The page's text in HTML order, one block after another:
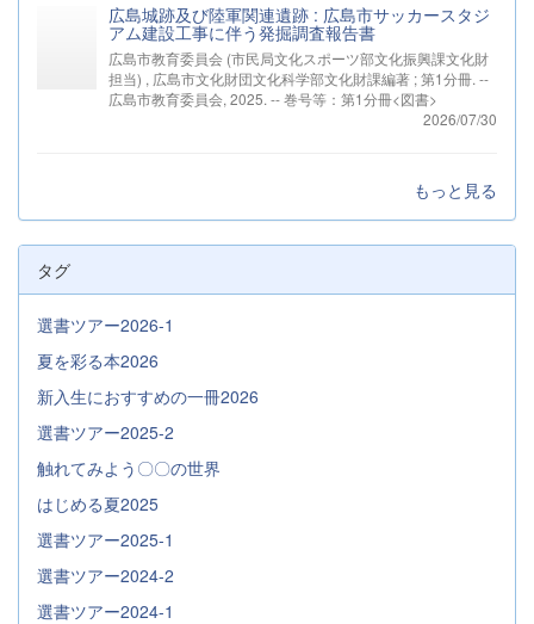
広島城跡及び陸軍関連遺跡 : 広島市サッカースタジ
アム建設工事に伴う発掘調査報告書
広島市教育委員会 (市民局文化スポーツ部文化振興課文化財
担当) , 広島市文化財団文化科学部文化財課編著 ; 第1分冊. --
広島市教育委員会, 2025. -- 巻号等：第1分冊<図書>
2026/07/30
もっと見る
タグ
選書ツアー2026-1
夏を彩る本2026
新入生におすすめの一冊2026
選書ツアー2025-2
触れてみよう〇〇の世界
はじめる夏2025
選書ツアー2025-1
選書ツアー2024-2
選書ツアー2024-1